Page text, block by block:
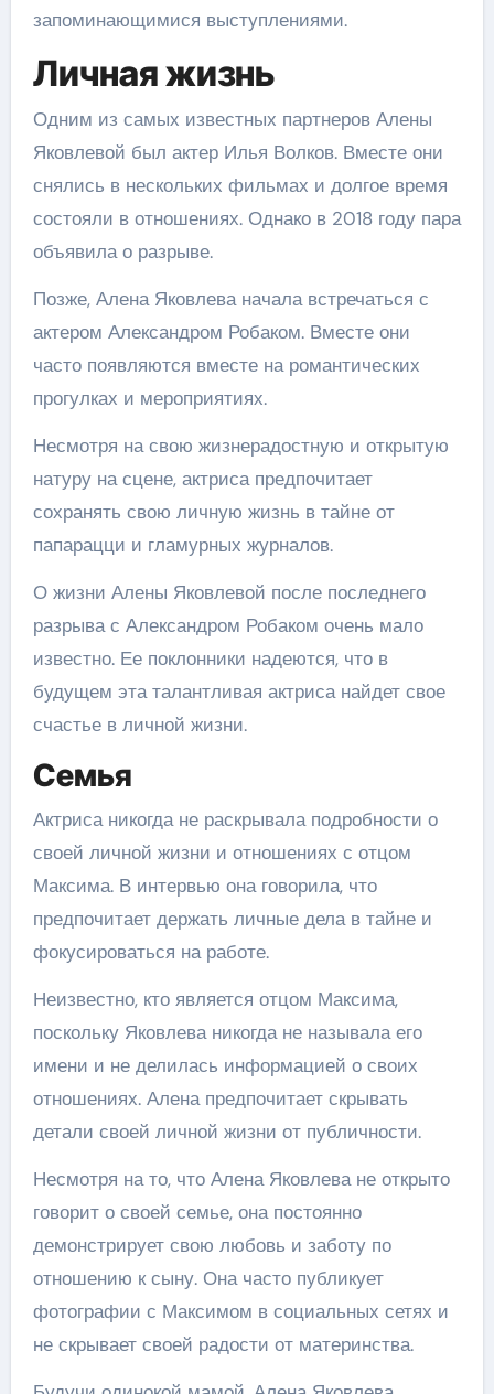
запоминающимися выступлениями.
Личная жизнь
Одним из самых известных партнеров Алены
Яковлевой был актер Илья Волков. Вместе они
снялись в нескольких фильмах и долгое время
состояли в отношениях. Однако в 2018 году пара
объявила о разрыве.
Позже, Алена Яковлева начала встречаться с
актером Александром Робаком. Вместе они
часто появляются вместе на романтических
прогулках и мероприятиях.
Несмотря на свою жизнерадостную и открытую
натуру на сцене, актриса предпочитает
сохранять свою личную жизнь в тайне от
папарацци и гламурных журналов.
О жизни Алены Яковлевой после последнего
разрыва с Александром Робаком очень мало
известно. Ее поклонники надеются, что в
будущем эта талантливая актриса найдет свое
счастье в личной жизни.
Семья
Актриса никогда не раскрывала подробности о
своей личной жизни и отношениях с отцом
Максима. В интервью она говорила, что
предпочитает держать личные дела в тайне и
фокусироваться на работе.
Неизвестно, кто является отцом Максима,
поскольку Яковлева никогда не называла его
имени и не делилась информацией о своих
отношениях. Алена предпочитает скрывать
детали своей личной жизни от публичности.
Несмотря на то, что Алена Яковлева не открыто
говорит о своей семье, она постоянно
демонстрирует свою любовь и заботу по
отношению к сыну. Она часто публикует
фотографии с Максимом в социальных сетях и
не скрывает своей радости от материнства.